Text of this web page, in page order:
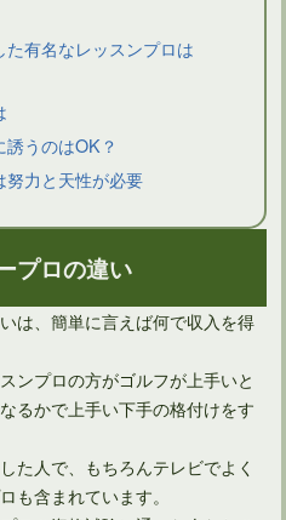
樹の年齢や経歴など徹底解析
有名なレッスンプロは
うのはOK？
努力と天性が必要
プロの違い
は、簡単に言えば何で収入を得
ンプロの方がゴルフが上手いと
るかで上手い下手の格付けをす
た人で、もちろんテレビでよく
も含まれています。